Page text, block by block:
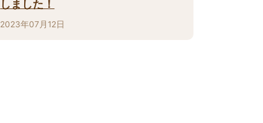
しました！
2023年07月12日